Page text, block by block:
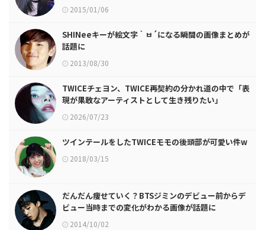
2015/01/06
SHINeeキーが絵文字｀ㅂ´になる瞬間の画像まとめが
話題に
2013/08/30
TWICEチェヨン、TWICE再契約の分かれ道の中で「表
現が果敢なアーティストとして生き残りたい」
2026/07/23
ツインテールをしたTWICEモモの後頭部が可愛い件w
2018/03/15
だんだん痩せていく？BTSジミンのデビュー前からデ
ビュー当時までの変化がわかる画像が話題に
2014/10/02